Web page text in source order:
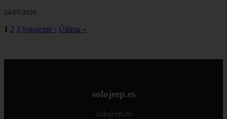
24/07/2026
1 2 3 Siguiente › Última »
solojeep.es
solojeep.es